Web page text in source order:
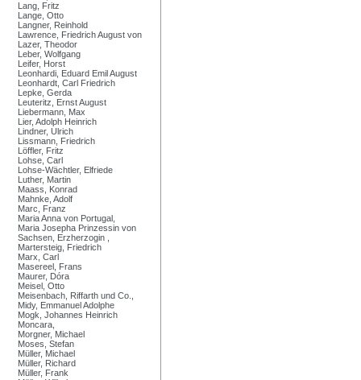
Lang, Fritz
Lange, Otto
Langner, Reinhold
Lawrence, Friedrich August von
Lazer, Theodor
Leber, Wolfgang
Leifer, Horst
Leonhardi, Eduard Emil August
Leonhardt, Carl Friedrich
Lepke, Gerda
Leuteritz, Ernst August
Liebermann, Max
Lier, Adolph Heinrich
Lindner, Ulrich
Lissmann, Friedrich
Löffler, Fritz
Lohse, Carl
Lohse-Wächtler, Elfriede
Luther, Martin
Maass, Konrad
Mahnke, Adolf
Marc, Franz
Maria Anna von Portugal,
Maria Josepha Prinzessin von
Sachsen, Erzherzogin ,
Martersteig, Friedrich
Marx, Carl
Masereel, Frans
Maurer, Dóra
Meisel, Otto
Meisenbach, Riffarth und Co.,
Midy, Emmanuel Adolphe
Mogk, Johannes Heinrich
Moncara,
Morgner, Michael
Moses, Stefan
Müller, Michael
Müller, Richard
Müller, Frank